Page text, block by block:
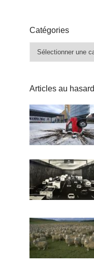
Catégories
Catégories
Articles au hasard